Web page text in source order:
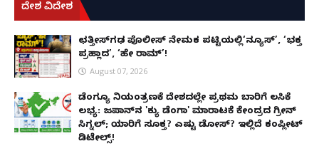
ದೇಶ ವಿದೇಶ
ಛತ್ತೀಸ್‌ಗಢ ಪೊಲೀಸ್ ನೇಮಕ ಪಟ್ಟಿಯಲ್ಲಿ‘ನ್ಯೂಸ್’, ‘ಭಕ್ತ
ಪ್ರಹ್ಲಾದ’, ‘ಹೇ ರಾಮ್’!
August 07, 2026
ಡೆಂಗ್ಯೂ ನಿಯಂತ್ರಣಕ್ಕೆ ದೇಶದಲ್ಲೇ ಪ್ರಥಮ ಬಾರಿಗೆ ಲಸಿಕೆ
ಲಭ್ಯ: ಜಪಾನ್‌ನ 'ಕ್ಯು ಡೆಂಗಾ' ಮಾರಾಟಕ್ಕೆ ಕೇಂದ್ರದ ಗ್ರೀನ್
ಸಿಗ್ನಲ್; ಯಾರಿಗೆ ಸೂಕ್ತ? ಎಷ್ಟು ಡೋಸ್? ಇಲ್ಲಿದೆ ಕಂಪ್ಲೀಟ್
ಡಿಟೇಲ್ಸ್!